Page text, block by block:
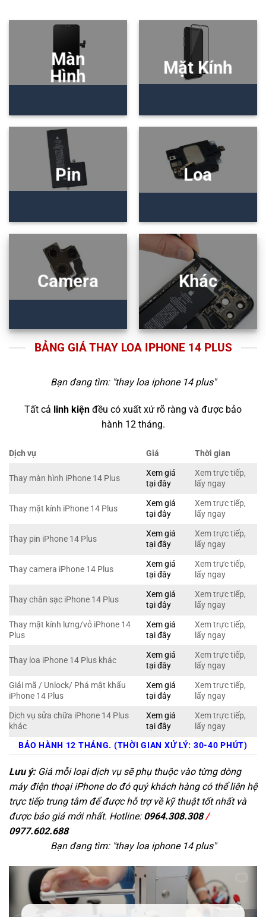
Màn
Hình
Mặt Kính
Pin Loa
Camera Khác
BẢNG GIÁ THAY LOA IPHONE 14 PLUS
Bạn đang tìm: "thay loa iphone 14 plus"
Tất cả linh kiện đều có xuất xứ rõ ràng và được bảo
hành 12 tháng.
Dịch vụ Giá Thời gian
Thay màn hình iPhone 14 Plus
Xem giá
tại đây
Xem trực tiếp,
lấy ngay
Thay mặt kính iPhone 14 Plus
Xem giá
tại đây
Xem trực tiếp,
lấy ngay
Thay pin iPhone 14 Plus
Xem giá
tại đây
Xem trực tiếp,
lấy ngay
Thay camera iPhone 14 Plus
Xem giá
tại đây
Xem trực tiếp,
lấy ngay
Thay chân sạc iPhone 14 Plus
Xem giá
tại đây
Xem trực tiếp,
lấy ngay
Thay mặt kính lưng/vỏ iPhone 14
Plus
Xem giá
tại đây
Xem trực tiếp,
lấy ngay
Thay loa iPhone 14 Plus khác
Xem giá
tại đây
Xem trực tiếp,
lấy ngay
Giải mã / Unlock/ Phá mật khẩu
iPhone 14 Plus
Xem giá
tại đây
Xem trực tiếp,
lấy ngay
Dịch vụ sửa chữa iPhone 14 Plus
khác
Xem giá
tại đây
Xem trực tiếp,
lấy ngay
BẢO HÀNH 12 THÁNG. (THỜI GIAN XỬ LÝ: 30-40 PHÚT)
Lưu ý:Giá mỗi loại dịch vụ sẽ phụ thuộc vào từng dòng
máy điện thoại iPhone do đó quý khách hàng có thể liên hệ
trực tiếp trung tâm để được hỗ trợ về kỹ thuật tốt nhất và
được báo giá mới nhất. Hotline: 0964.308.308/
0977.602.688
Bạn đang tìm: "thay loa iphone 14 plus"